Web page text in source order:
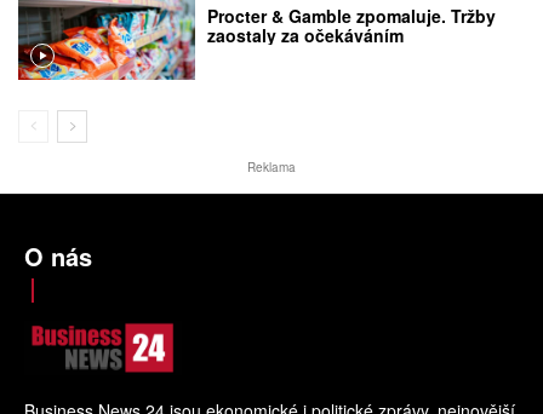
Procter & Gamble zpomaluje. Tržby
zaostaly za očekáváním
Reklama
O nás